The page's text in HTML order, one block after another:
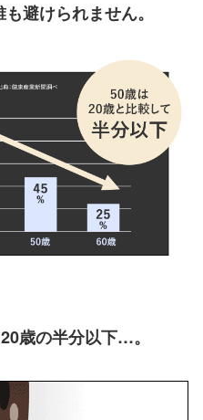
避けられません。
20歳の半分以下…。